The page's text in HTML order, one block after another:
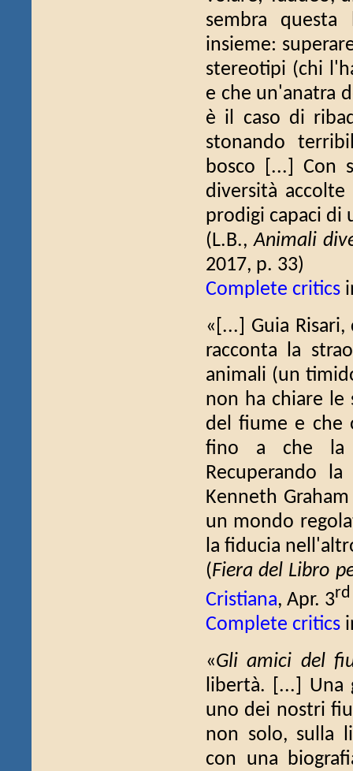
sembra
insieme:
stereotipi (chi
e che un'anatra
è il caso di
stonando
bosco [...] Con
diversità
prodigi capaci di
(L.B.,Animali
2017, p. 33)
Complete critics
«[...] Guia
racconta la
animali (un
non ha chiare le
del fiume e che
fino a che la
Recuperando
Kenneth
un mondo
la fiducia
(Fiera del Libro
Cristiana, Apr. 3rd
Complete critics
«Gli amici del
libertà. [...] Una
uno dei nostri
non solo, sulla
con una